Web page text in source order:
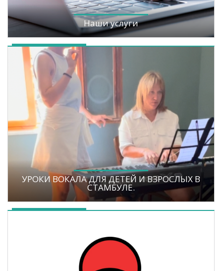
Наши услуги
УРОКИ ВОКАЛА ДЛЯ ДЕТЕЙ И ВЗРОСЛЫХ В
СТАМБУЛЕ.